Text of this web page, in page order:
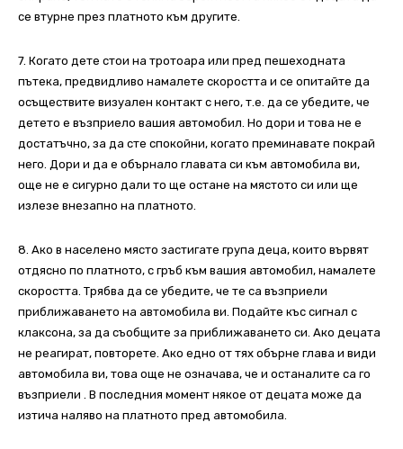
се втурне през платното към другите.
7. Когато дете стои на тротоара или пред пешеходната
пътека, предвидливо намалете скоростта и се опитайте да
осъществите визуален контакт с него, т.е. да се убедите, че
детето е възприело вашия автомобил. Но дори и това не е
достатъчно, за да сте спокойни, когато преминавате покрай
него. Дори и да е обърнало главата си към автомобила ви,
още не е сигурно дали то ще остане на мястото си или ще
излезе внезапно на платното.
8. Ако в населено място застигате група деца, които вървят
отдясно по платното, с гръб към вашия автомобил, намалете
скоростта. Трябва да се убедите, че те са възприели
приближаването на автомобила ви. Подайте къс сигнал с
клаксона, за да съобщите за приближаването си. Ако децата
не реагират, повторете. Ако едно от тях обърне глава и види
автомобила ви, това още не означава, че и останалите са го
възприели . В последния момент някое от децата може да
изтича наляво на платното пред автомобила.